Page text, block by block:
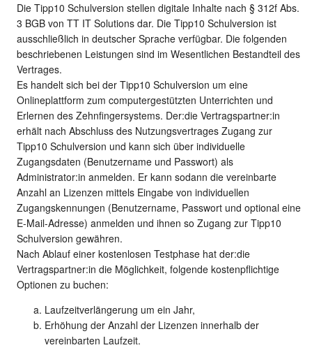
Die Tipp10 Schulversion stellen digitale Inhalte nach § 312f Abs.
3 BGB von TT IT Solutions dar. Die Tipp10 Schulversion ist
ausschließlich in deutscher Sprache verfügbar. Die folgenden
beschriebenen Leistungen sind im Wesentlichen Bestandteil des
Vertrages.
Es handelt sich bei der Tipp10 Schulversion um eine
Onlineplattform zum computergestützten Unterrichten und
Erlernen des Zehnfingersystems. Der:die Vertragspartner:in
erhält nach Abschluss des Nutzungsvertrages Zugang zur
Tipp10 Schulversion und kann sich über individuelle
Zugangsdaten (Benutzername und Passwort) als
Administrator:in anmelden. Er kann sodann die vereinbarte
Anzahl an Lizenzen mittels Eingabe von individuellen
Zugangskennungen (Benutzername, Passwort und optional eine
E-Mail-Adresse) anmelden und ihnen so Zugang zur Tipp10
Schulversion gewähren.
Nach Ablauf einer kostenlosen Testphase hat der:die
Vertragspartner:in die Möglichkeit, folgende kostenpflichtige
Optionen zu buchen:
Laufzeitverlängerung um ein Jahr,
Erhöhung der Anzahl der Lizenzen innerhalb der
vereinbarten Laufzeit.